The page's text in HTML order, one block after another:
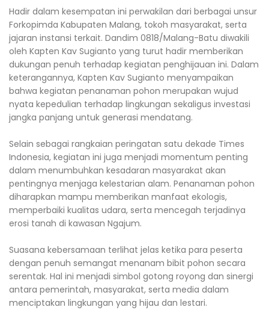
Hadir dalam kesempatan ini perwakilan dari berbagai unsur
Forkopimda Kabupaten Malang, tokoh masyarakat, serta
jajaran instansi terkait. Dandim 0818/Malang-Batu diwakili
oleh Kapten Kav Sugianto yang turut hadir memberikan
dukungan penuh terhadap kegiatan penghijauan ini. Dalam
keterangannya, Kapten Kav Sugianto menyampaikan
bahwa kegiatan penanaman pohon merupakan wujud
nyata kepedulian terhadap lingkungan sekaligus investasi
jangka panjang untuk generasi mendatang.
Selain sebagai rangkaian peringatan satu dekade Times
Indonesia, kegiatan ini juga menjadi momentum penting
dalam menumbuhkan kesadaran masyarakat akan
pentingnya menjaga kelestarian alam. Penanaman pohon
diharapkan mampu memberikan manfaat ekologis,
memperbaiki kualitas udara, serta mencegah terjadinya
erosi tanah di kawasan Ngajum.
Suasana kebersamaan terlihat jelas ketika para peserta
dengan penuh semangat menanam bibit pohon secara
serentak. Hal ini menjadi simbol gotong royong dan sinergi
antara pemerintah, masyarakat, serta media dalam
menciptakan lingkungan yang hijau dan lestari.